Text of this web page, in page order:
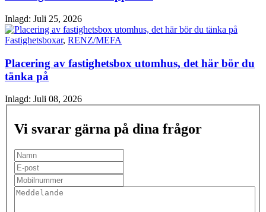
Inlagd: Juli 25, 2026
Fastighetsboxar, RENZ/MEFA
Placering av fastighetsbox utomhus, det här bör du
tänka på
Inlagd: Juli 08, 2026
Vi svarar gärna på dina frågor